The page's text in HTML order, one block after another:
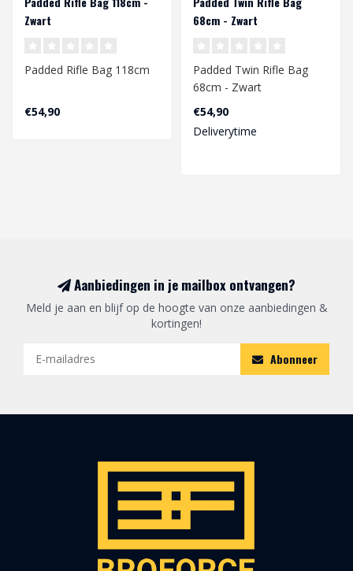
Zwart
Padded Rifle Bag 118cm
€54,90
68cm - Zwart
Padded Twin Rifle Bag
68cm - Zwart
€54,90
Deliverytime
Aanbiedingen in je mailbox ontvangen?
Meld je aan en blijf op de hoogte van onze aanbiedingen &
kortingen!
Abonneer